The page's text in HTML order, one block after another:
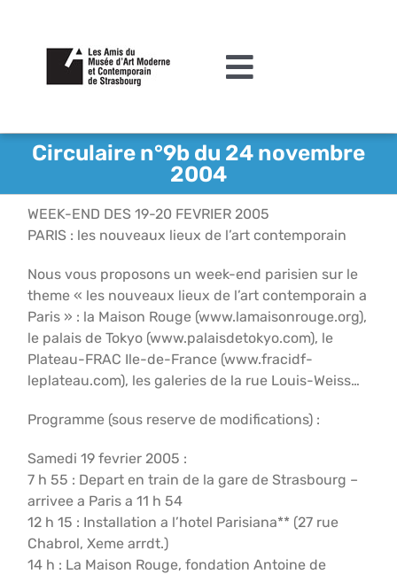
contenu
Toggle
L’association
Actualités
Editions
Le MAMCS
Contact
Circulaire n°9b du 24 novembre
2004
WEEK-END DES 19-20 FEVRIER 2005
PARIS : les nouveaux lieux de l’art contemporain
Nous vous proposons un week-end parisien sur le
theme « les nouveaux lieux de l’art contemporain a
Paris » : la Maison Rouge (www.lamaisonrouge.org),
le palais de Tokyo (www.palaisdetokyo.com), le
Plateau-FRAC Ile-de-France (www.fracidf-
leplateau.com), les galeries de la rue Louis-Weiss…
Programme (sous reserve de modifications) :
Samedi 19 fevrier 2005 :
7 h 55 : Depart en train de la gare de Strasbourg –
arrivee a Paris a 11 h 54
12 h 15 : Installation a l’hotel Parisiana** (27 rue
Chabrol, Xeme arrdt.)
14 h : La Maison Rouge, fondation Antoine de